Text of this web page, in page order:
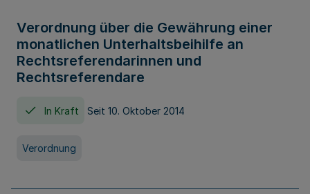
Verordnung über die Gewährung einer
monatlichen Unterhaltsbeihilfe an
Rechtsreferendarinnen und
Rechtsreferendare
In Kraft Seit 10. Oktober 2014
Verordnung